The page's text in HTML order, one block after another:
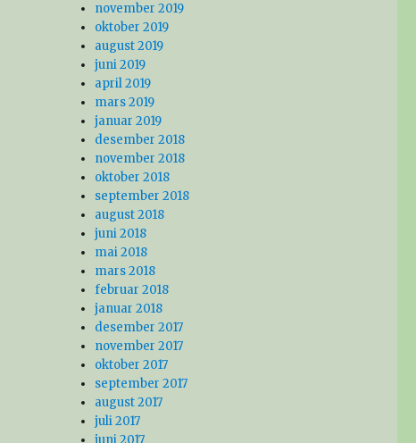
november 2019
oktober 2019
august 2019
juni 2019
april 2019
mars 2019
januar 2019
desember 2018
november 2018
oktober 2018
september 2018
august 2018
juni 2018
mai 2018
mars 2018
februar 2018
januar 2018
desember 2017
november 2017
oktober 2017
september 2017
august 2017
juli 2017